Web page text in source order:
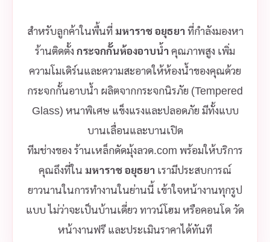
สำหรับลูกค้าในพื้นที่ มหาราช อยุธยาที่กำลังมองหา
ร้านติดตั้งกระจกกั้นห้องอาบน้ำคุณภาพสูง เพิ่ม
ความโมเดิร์นและความสะอาดให้ห้องน้ำของคุณด้วย
กระจกกั้นอาบน้ำ ผลิตจากกระจกนิรภัย (Tempered
Glass) หนาพิเศษ แข็งแรงและปลอดภัย มีทั้งแบบ
บานเลื่อนและบานเปิด
ทีมช่างของ ร้านเหล็กดัดมุ้งลวด.com พร้อมให้บริการ
คุณถึงที่ใน มหาราช อยุธยา เรามีประสบการณ์
ยาวนานในการทำงานในย่านนี้ เข้าใจหน้างานทุกรูป
แบบ ไม่ว่าจะเป็นบ้านเดี่ยว ทาวน์โฮม หรือคอนโด วัด
หน้างานฟรี และประเมินราคาได้ทันที